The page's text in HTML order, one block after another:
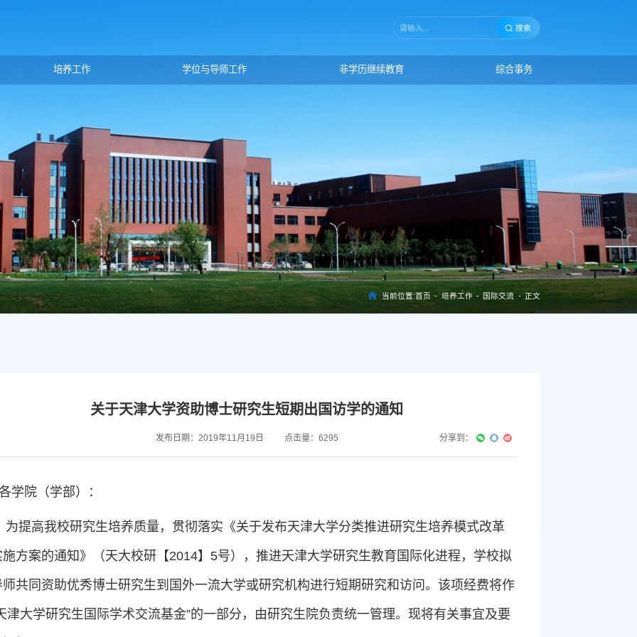
搜索
培养工作 学位与导师工作 非学历继续教育 综合事务
当前位置:首页 - 培养工作 - 国际交流 - 正文
关于天津大学资助博士研究生短期出国访学的通知
发布日期：2019年11月19日 点击量： 6295 分享到：
学院（学部）：
为提高我校研究生培养质量，贯彻落实《关于发布天津大学分类推进研究生培养模式改革
施方案的通知》（天大校研【2014】5号），推进天津大学研究生教育国际化进程，学校拟
师共同资助优秀博士研究生到国外一流大学或研究机构进行短期研究和访问。该项经费将作
津大学研究生国际学术交流基金”的一部分，由研究生院负责统一管理。现将有关事宜及要